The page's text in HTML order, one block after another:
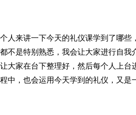
人来讲一下今天的礼仪课学到了哪
不是特别熟悉，我会让大家进行自
大家在台下整理好，然后每个人上
中，也会运用今天学到的礼仪，又是